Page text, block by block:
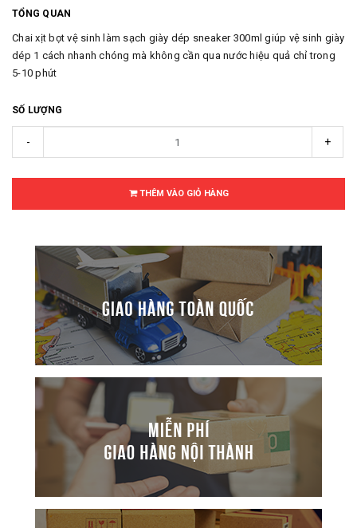
TỔNG QUAN
Chai xịt bọt vệ sinh làm sạch giày dép sneaker 300ml giúp vệ sinh giày
dép 1 cách nhanh chóng mà không cần qua nước hiệu quả chỉ trong
5-10 phút
SỐ LƯỢNG
- +
THÊM VÀO GIỎ HÀNG